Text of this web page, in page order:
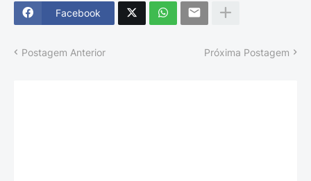
Facebook
Postagem Anterior Próxima Postagem